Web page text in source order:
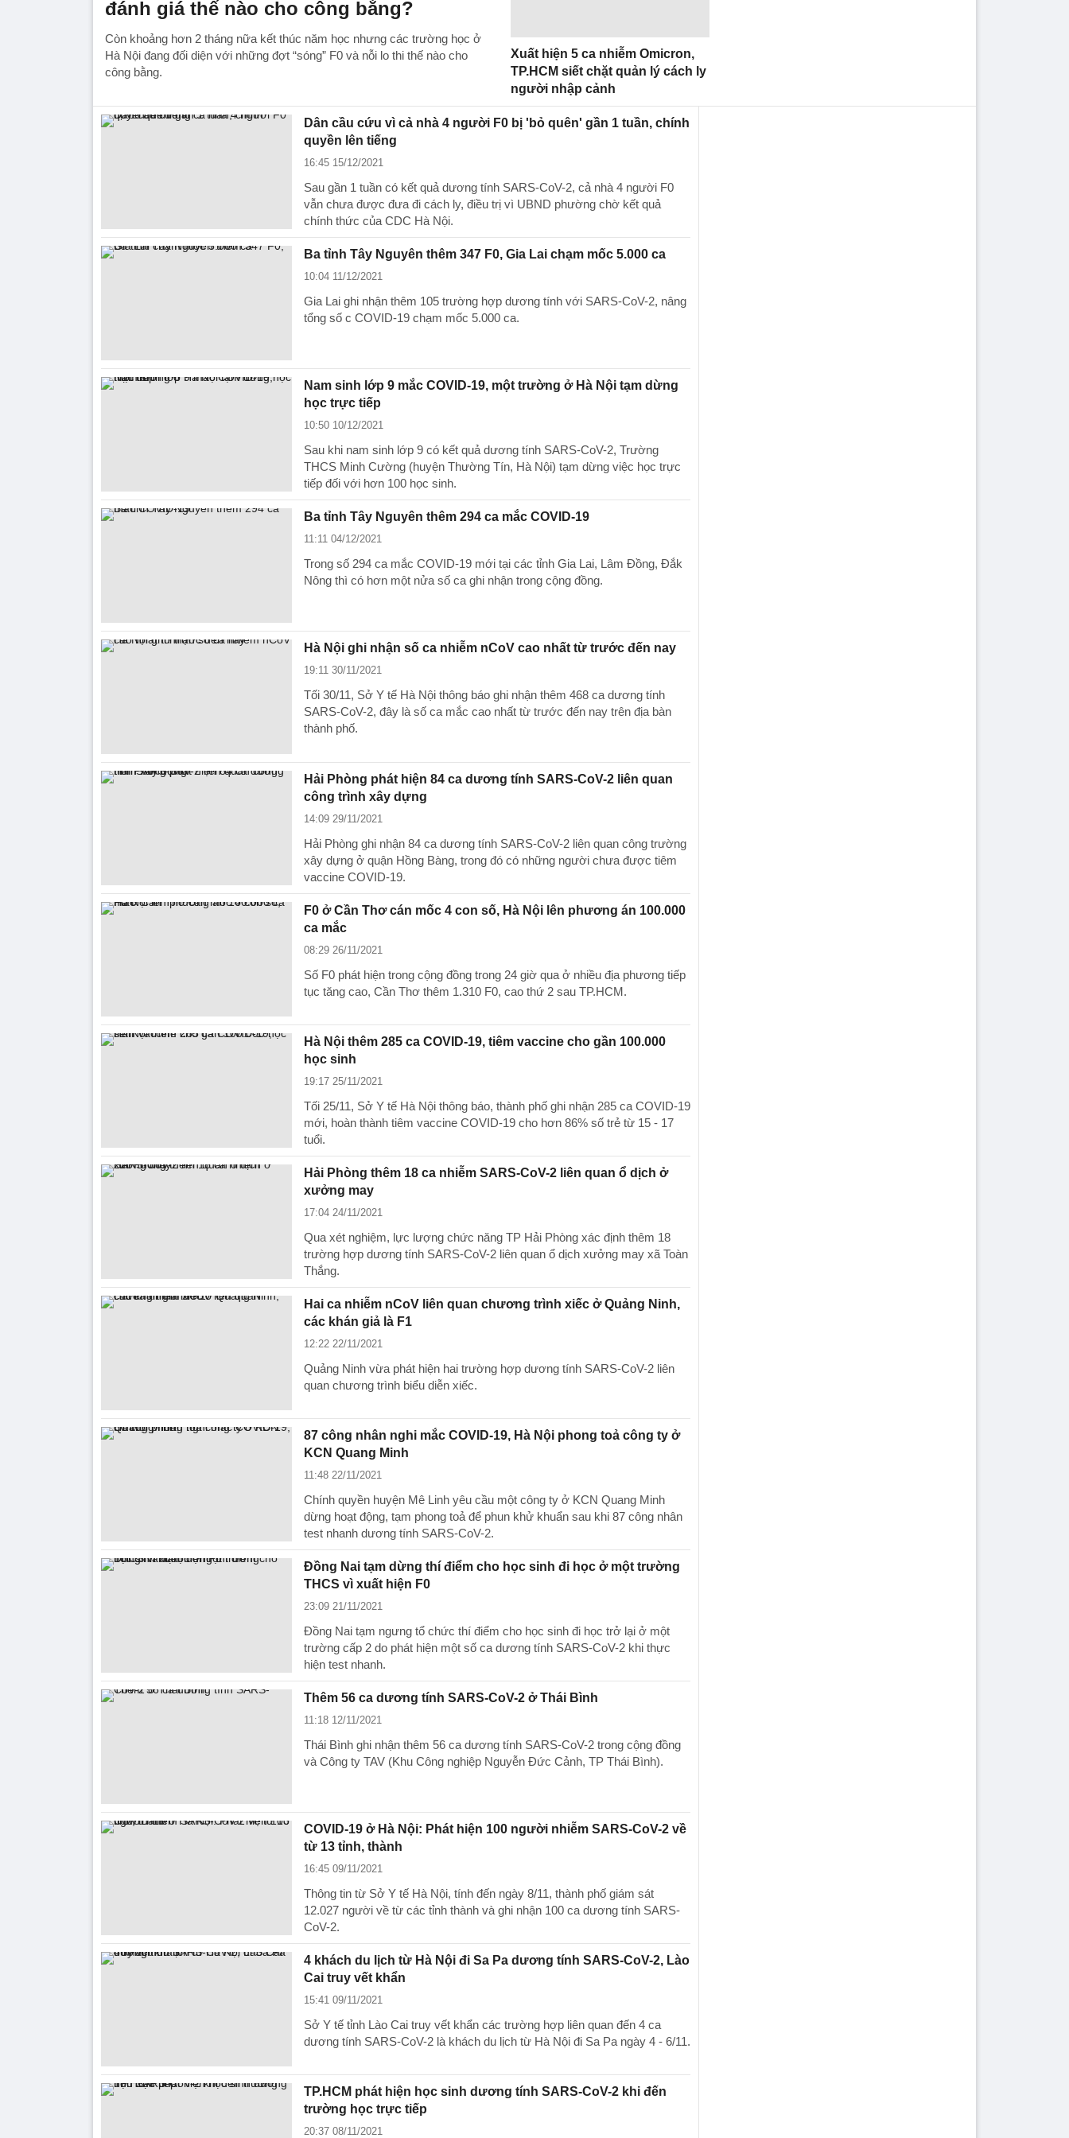
đánh giá thế nào cho công bằng?
Còn khoảng hơn 2 tháng nữa kết thúc năm học nhưng các trường học ở
Hà Nội đang đối diện với những đợt “sóng” F0 và nỗi lo thi thế nào cho
công bằng.
Xuất hiện 5 ca nhiễm Omicron,
TP.HCM siết chặt quản lý cách ly
người nhập cảnh
Dân cầu cứu vì cả nhà 4 người F0 bị 'bỏ quên' gần 1 tuần, chính
quyền lên tiếng
16:45 15/12/2021
Sau gần 1 tuần có kết quả dương tính SARS-CoV-2, cả nhà 4 người F0
vẫn chưa được đưa đi cách ly, điều trị vì UBND phường chờ kết quả
chính thức của CDC Hà Nội.
Ba tỉnh Tây Nguyên thêm 347 F0, Gia Lai chạm mốc 5.000 ca
10:04 11/12/2021
Gia Lai ghi nhận thêm 105 trường hợp dương tính với SARS-CoV-2, nâng
tổng số c COVID-19 chạm mốc 5.000 ca.
Nam sinh lớp 9 mắc COVID-19, một trường ở Hà Nội tạm dừng
học trực tiếp
10:50 10/12/2021
Sau khi nam sinh lớp 9 có kết quả dương tính SARS-CoV-2, Trường
THCS Minh Cường (huyện Thường Tín, Hà Nội) tạm dừng việc học trực
tiếp đối với hơn 100 học sinh.
Ba tỉnh Tây Nguyên thêm 294 ca mắc COVID-19
11:11 04/12/2021
Trong số 294 ca mắc COVID-19 mới tại các tỉnh Gia Lai, Lâm Đồng, Đắk
Nông thì có hơn một nửa số ca ghi nhận trong cộng đồng.
Hà Nội ghi nhận số ca nhiễm nCoV cao nhất từ trước đến nay
19:11 30/11/2021
Tối 30/11, Sở Y tế Hà Nội thông báo ghi nhận thêm 468 ca dương tính
SARS-CoV-2, đây là số ca mắc cao nhất từ trước đến nay trên địa bàn
thành phố.
Hải Phòng phát hiện 84 ca dương tính SARS-CoV-2 liên quan
công trình xây dựng
14:09 29/11/2021
Hải Phòng ghi nhận 84 ca dương tính SARS-CoV-2 liên quan công trường
xây dựng ở quận Hồng Bàng, trong đó có những người chưa được tiêm
vaccine COVID-19.
F0 ở Cần Thơ cán mốc 4 con số, Hà Nội lên phương án 100.000
ca mắc
08:29 26/11/2021
Số F0 phát hiện trong cộng đồng trong 24 giờ qua ở nhiều địa phương tiếp
tục tăng cao, Cần Thơ thêm 1.310 F0, cao thứ 2 sau TP.HCM.
Hà Nội thêm 285 ca COVID-19, tiêm vaccine cho gần 100.000
học sinh
19:17 25/11/2021
Tối 25/11, Sở Y tế Hà Nội thông báo, thành phố ghi nhận 285 ca COVID-19
mới, hoàn thành tiêm vaccine COVID-19 cho hơn 86% số trẻ từ 15 - 17
tuổi.
Hải Phòng thêm 18 ca nhiễm SARS-CoV-2 liên quan ổ dịch ở
xưởng may
17:04 24/11/2021
Qua xét nghiệm, lực lượng chức năng TP Hải Phòng xác định thêm 18
trường hợp dương tính SARS-CoV-2 liên quan ổ dịch xưởng may xã Toàn
Thắng.
Hai ca nhiễm nCoV liên quan chương trình xiếc ở Quảng Ninh,
các khán giả là F1
12:22 22/11/2021
Quảng Ninh vừa phát hiện hai trường hợp dương tính SARS-CoV-2 liên
quan chương trình biểu diễn xiếc.
87 công nhân nghi mắc COVID-19, Hà Nội phong toả công ty ở
KCN Quang Minh
11:48 22/11/2021
Chính quyền huyện Mê Linh yêu cầu một công ty ở KCN Quang Minh
dừng hoạt động, tạm phong toả để phun khử khuẩn sau khi 87 công nhân
test nhanh dương tính SARS-CoV-2.
Đồng Nai tạm dừng thí điểm cho học sinh đi học ở một trường
THCS vì xuất hiện F0
23:09 21/11/2021
Đồng Nai tạm ngưng tổ chức thí điểm cho học sinh đi học trở lại ở một
trường cấp 2 do phát hiện một số ca dương tính SARS-CoV-2 khi thực
hiện test nhanh.
Thêm 56 ca dương tính SARS-CoV-2 ở Thái Bình
11:18 12/11/2021
Thái Bình ghi nhận thêm 56 ca dương tính SARS-CoV-2 trong cộng đồng
và Công ty TAV (Khu Công nghiệp Nguyễn Đức Cảnh, TP Thái Bình).
COVID-19 ở Hà Nội: Phát hiện 100 người nhiễm SARS-CoV-2 về
từ 13 tỉnh, thành
16:45 09/11/2021
Thông tin từ Sở Y tế Hà Nội, tính đến ngày 8/11, thành phố giám sát
12.027 người về từ các tỉnh thành và ghi nhận 100 ca dương tính SARS-
CoV-2.
4 khách du lịch từ Hà Nội đi Sa Pa dương tính SARS-CoV-2, Lào
Cai truy vết khẩn
15:41 09/11/2021
Sở Y tế tỉnh Lào Cai truy vết khẩn các trường hợp liên quan đến 4 ca
dương tính SARS-CoV-2 là khách du lịch từ Hà Nội đi Sa Pa ngày 4 - 6/11.
TP.HCM phát hiện học sinh dương tính SARS-CoV-2 khi đến
trường học trực tiếp
20:37 08/11/2021